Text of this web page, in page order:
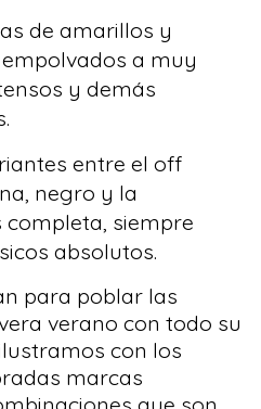
de amarillos y
a muy
y demás
entre el off
negro y la
completa, siempre
absolutos.
para poblar las
verano con todo su
con los
marcas